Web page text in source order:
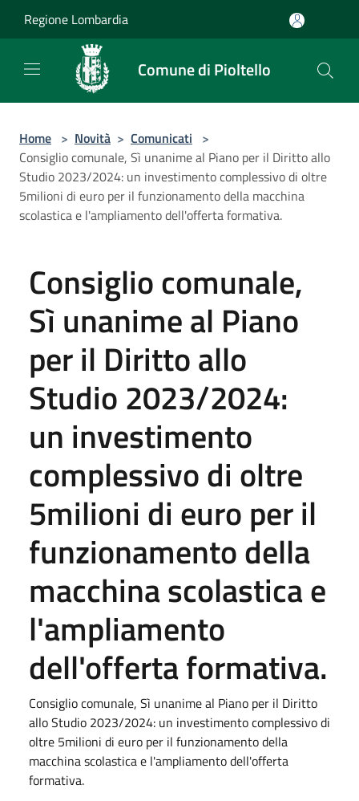
Regione Lombardia
Comune di Pioltello
Home > Novità > Comunicati >
Consiglio comunale, Sì unanime al Piano per il Diritto allo
Studio 2023/2024: un investimento complessivo di oltre
5milioni di euro per il funzionamento della macchina
scolastica e l'ampliamento dell'offerta formativa.
Consiglio comunale,
Sì unanime al Piano
per il Diritto allo
Studio 2023/2024:
un investimento
complessivo di oltre
5milioni di euro per il
funzionamento della
macchina scolastica e
l'ampliamento
dell'offerta formativa.
Consiglio comunale, Sì unanime al Piano per il Diritto
allo Studio 2023/2024: un investimento complessivo di
oltre 5milioni di euro per il funzionamento della
macchina scolastica e l'ampliamento dell'offerta
formativa.